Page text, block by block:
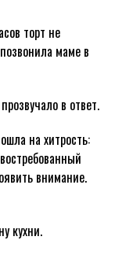
торт не
маме в
в ответ.
на хитрость:
внимание.
кухни.